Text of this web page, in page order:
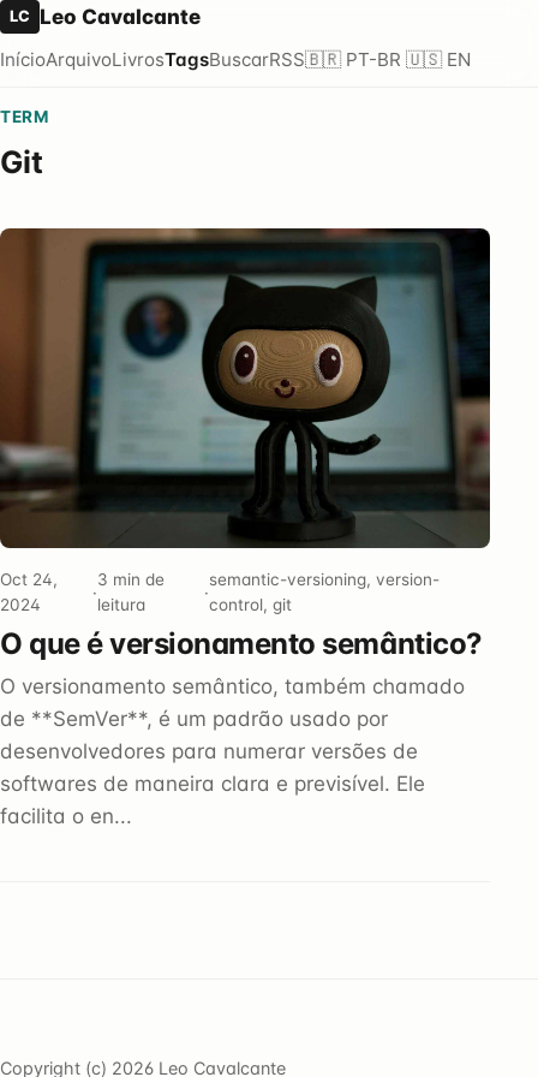
LC Leo Cavalcante
InícioArquivoLivrosTagsBuscarRSS🇧🇷 PT-BR 🇺🇸 EN
TERM
Git
Oct 24,
2024
·
3 min de
leitura
·
semantic-versioning, version-
control, git
O que é versionamento semântico?
O versionamento semântico, também chamado
de **SemVer**, é um padrão usado por
desenvolvedores para numerar versões de
softwares de maneira clara e previsível. Ele
facilita o en...
Copyright (c) 2026 Leo Cavalcante